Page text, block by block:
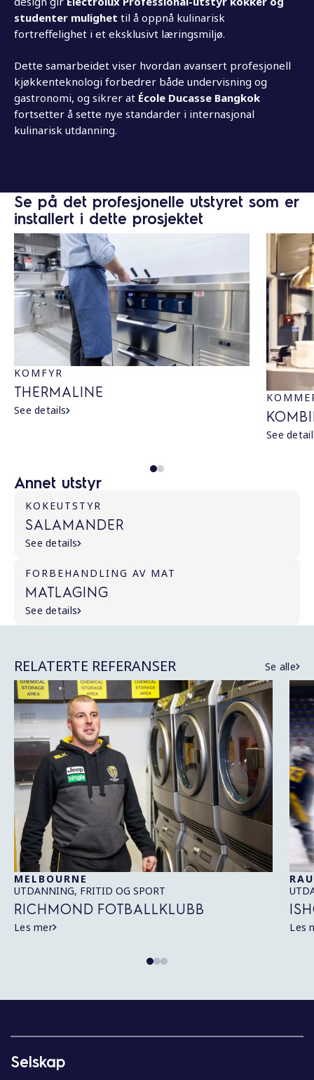
studenter mulighet til å oppnå kulinarisk
fortreffelighet i et eksklusivt læringsmiljø.
Dette samarbeidet viser hvordan avansert profesjonell
kjøkkenteknologi forbedrer både undervisning og
gastronomi, og sikrer at École Ducasse Bangkok
fortsetter å sette nye standarder i internasjonal
kulinarisk utdanning.
Se på det profesjonelle utstyret som er
installert i dette prosjektet
KOMFYR
THERMALINE
See details
See
Annet utstyr
KOKEUTSTYR
SALAMANDER
See details
FORBEHANDLING AV MAT
MATLAGING
See details
RELATERTE REFERANSER Se alle
MELBOURNE
UTDANNING, FRITID OG SPORT
RICHMOND FOTBALLKLUBB
Les mer Les
n
n
lSelskap